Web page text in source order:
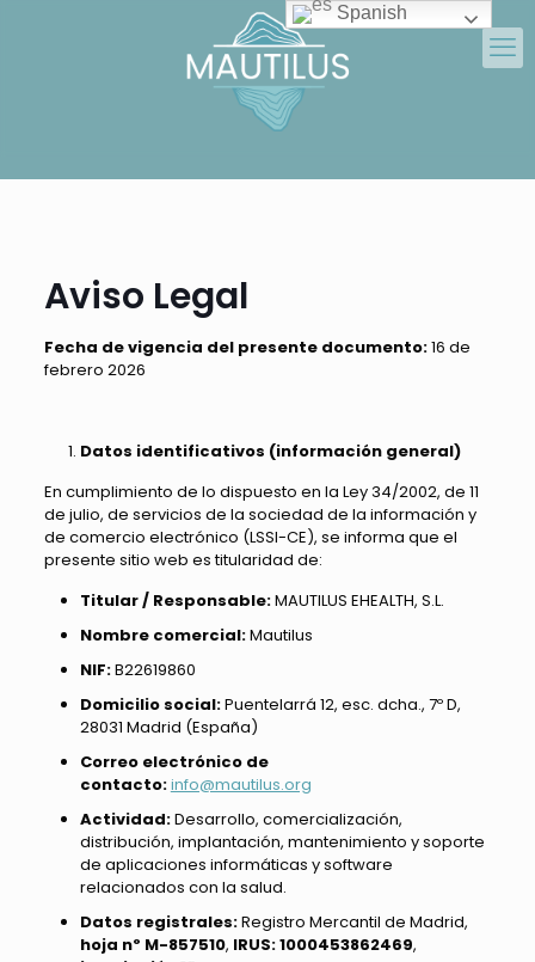
Aviso Legal
Fecha de vigencia del presente documento:16 de
febrero 2026
Datos identificativos (información general)
En cumplimiento de lo dispuesto en la Ley 34/2002, de 11
de julio, de servicios de la sociedad de la información y
de comercio electrónico (LSSI-CE), se informa que el
presente sitio web es titularidad de:
Titular / Responsable:MAUTILUS EHEALTH, S.L.
Nombre comercial:Mautilus
NIF:B22619860
Domicilio social:Puentelarrá 12, esc. dcha., 7º D,
28031 Madrid (España)
Correo electrónico de
contacto:info@mautilus.org
Actividad:Desarrollo, comercialización,
distribución, implantación, mantenimiento y soporte
de aplicaciones informáticas y software
relacionados con la salud.
Datos registrales:Registro Mercantil de Madrid,
hoja nº M-857510, IRUS: 1000453862469,
Spanish